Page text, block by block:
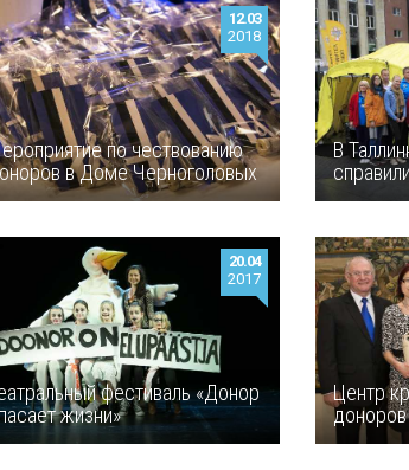
по чествованию
в Доме Черноголовых
12.03
2018
В
фестиваль «Донор
жизни»
20.04
2017
Центр
доноров